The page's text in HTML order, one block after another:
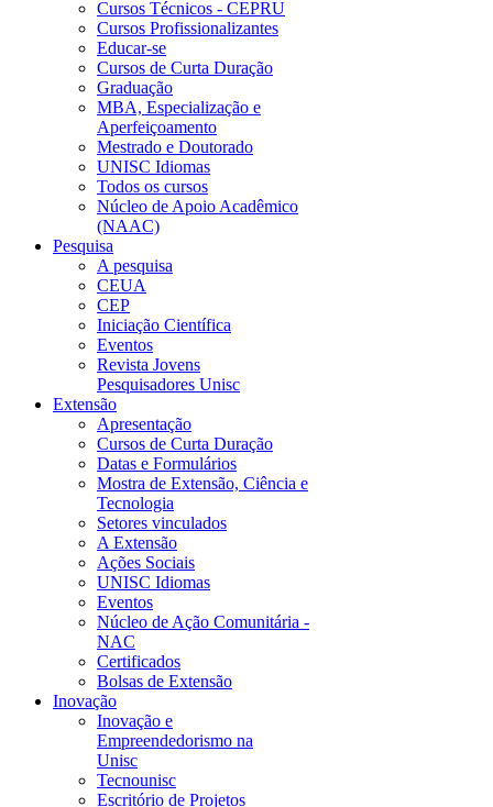
Cursos Técnicos - CEPRU
Cursos Profissionalizantes
Educar-se
Cursos de Curta Duração
Graduação
MBA, Especialização e
Aperfeiçoamento
Mestrado e Doutorado
UNISC Idiomas
Todos os cursos
Núcleo de Apoio Acadêmico
(NAAC)
Pesquisa
A pesquisa
CEUA
CEP
Iniciação Científica
Eventos
Revista Jovens
Pesquisadores Unisc
Extensão
Apresentação
Cursos de Curta Duração
Datas e Formulários
Mostra de Extensão, Ciência e
Tecnologia
Setores vinculados
A Extensão
Ações Sociais
UNISC Idiomas
Eventos
Núcleo de Ação Comunitária -
NAC
Certificados
Bolsas de Extensão
Inovação
Inovação e
Empreendedorismo na
Unisc
Tecnounisc
Escritório de Projetos